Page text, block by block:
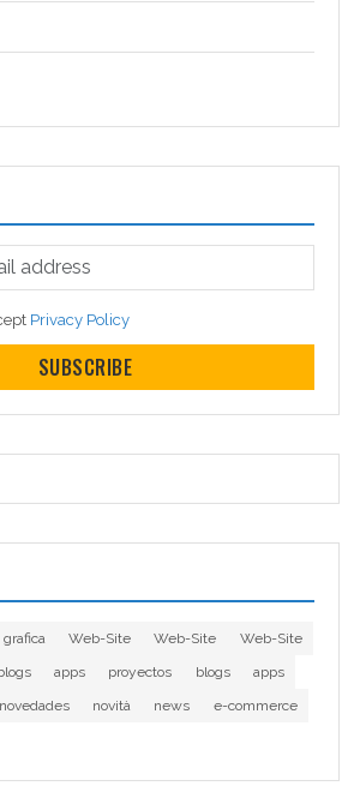
Privacy Policy
SUBSCRIBE
grafica Web-Site Web-Site
Web-Site
apps proyectos blogs
apps
novedades novità news
e-commerce